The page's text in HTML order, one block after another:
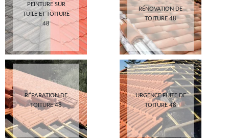
PEINTURE SUR
TUILE ET TOITURE
48
RÉNOVATION DE
TOITURE 48
RÉPARATION DE
TOITURE 48
URGENCE FUITE DE
TOITURE 48